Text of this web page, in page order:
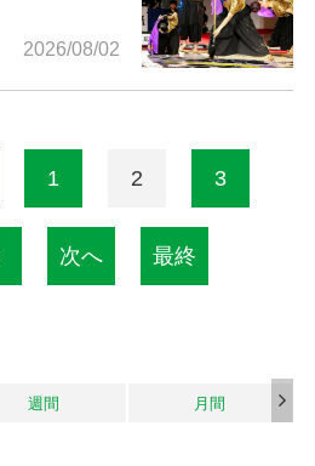
2026/08/02
1 2 3
次へ 最終
週間 月間